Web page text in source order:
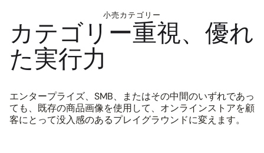
小売カテゴリー
カテゴリー重視、優れ
た実行力
エンタープライズ、SMB、またはその中間のいずれであっ
ても、既存の商品画像を使用して、オンラインストアを顧
客にとって没入感のあるプレイグラウンドに変えます。